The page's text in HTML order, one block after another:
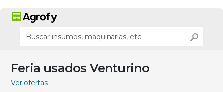
Feria usados Venturino
Ver ofertas